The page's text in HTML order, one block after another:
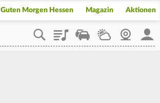
Guten Morgen Hessen Magazin Aktionen
PlaylistStaupilotWetterWebcam